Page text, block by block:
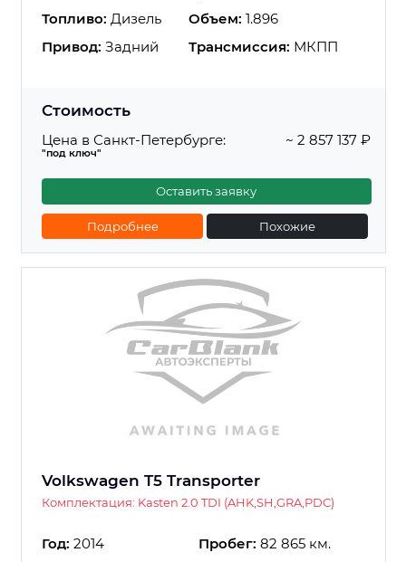
Топливо: Дизель Объем: 1.896
Привод: Задний Трансмиссия: МКПП
Стоимость
Цена в Санкт-Петербурге:
"под ключ"
~ 2 857 137 ₽
Оставить заявку
Подробнее Похожие
Volkswagen T5 Transporter
Комплектация: Kasten 2.0 TDI (AHK,SH,GRA,PDC)
Год: 2014 Пробег: 82 865 км.